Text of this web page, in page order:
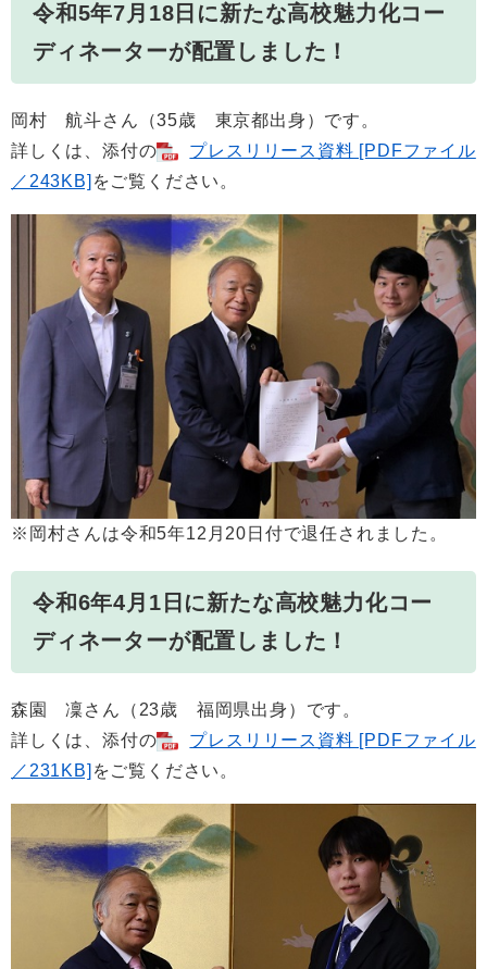
令和5年7月18日に新たな高校魅力化コー
ディネーターが配置しました！
岡村 航斗さん（35歳 東京都出身）です。
詳しくは、添付の
プレスリリース資料 [PDFファイル
／243KB] をご覧ください。
※岡村さんは令和5年12月20日付で退任されました。
令和6年4月1日に新たな高校魅力化コー
ディネーターが配置しました！
森園 凜さん（23歳 福岡県出身）です。
詳しくは、添付の
プレスリリース資料 [PDFファイル
／231KB] をご覧ください。